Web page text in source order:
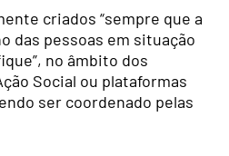
criados “sempre que a
das pessoas em situação
no âmbito dos
Social ou plataformas
ser coordenado pelas